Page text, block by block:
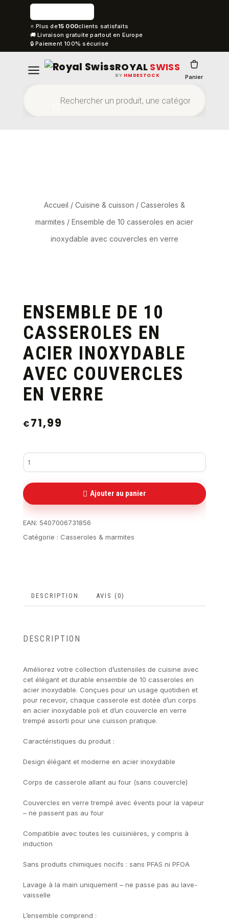
⭐ Plus de15 000clients satisfaits
🚚 Livraison gratuite partout en Europe
🔒 Paiement 100% sécurisé
ROYAL SWISS
BY HMDESTOCK Panier
Accueil / Cuisine & cuisson / Casseroles &
marmites / Ensemble de 10 casseroles en acier
inoxydable avec couvercles en verre
ENSEMBLE DE 10
CASSEROLES EN
ACIER INOXYDABLE
AVEC COUVERCLES
EN VERRE
€71,99
Ajouter au panier
EAN: 5407006731856
Catégorie : Casseroles & marmites
DESCRIPTION AVIS (0)
DESCRIPTION
Améliorez votre collection d’ustensiles de cuisine avec
cet élégant et durable ensemble de 10 casseroles en
acier inoxydable. Conçues pour un usage quotidien et
pour recevoir, chaque casserole est dotée d’un corps
en acier inoxydable poli et d’un couvercle en verre
trempé assorti pour une cuisson pratique.
Caractéristiques du produit :
Design élégant et moderne en acier inoxydable
Corps de casserole allant au four (sans couvercle)
Couvercles en verre trempé avec évents pour la vapeur
– ne passent pas au four
Compatible avec toutes les cuisinières, y compris à
induction
Sans produits chimiques nocifs : sans PFAS ni PFOA
Lavage à la main uniquement – ne passe pas au lave-
vaisselle
L’ensemble comprend :